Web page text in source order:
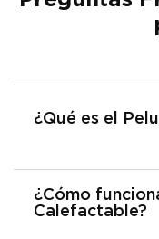
¿Qué es el
¿Cómo
Calefactable?